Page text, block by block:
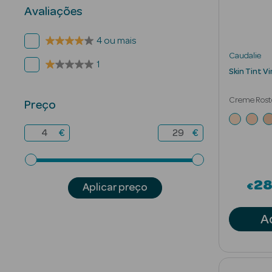
Avaliações
4 ou mais
1
Preço
€ €
Aplicar preço
Caudalie
Skin Tint
Creme
Ácido
€28